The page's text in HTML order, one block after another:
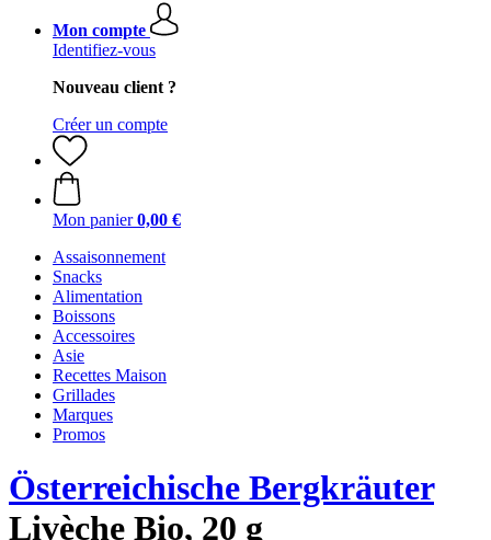
Mon compte
Identifiez-vous
Nouveau client ?
Créer un compte
Mon panier 0,00 €
Assaisonnement
Snacks
Alimentation
Boissons
Accessoires
Asie
Recettes Maison
Grillades
Marques
Promos
Österreichische Bergkräuter
Livèche Bio, 20 g